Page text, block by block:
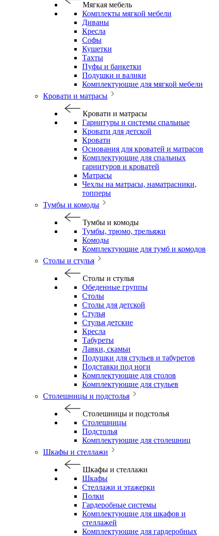
Мягкая мебель
Комплекты мягкой мебели
Диваны
Кресла
Софы
Кушетки
Тахты
Пуфы и банкетки
Подушки и валики
Комплектующие для мягкой мебели
Кровати и матрасы
Кровати и матрасы
Гарнитуры и системы спальные
Кровати для детской
Кровати
Основания для кроватей и матрасов
Комплектующие для спальных
гарнитуров и кроватей
Матрасы
Чехлы на матрасы, наматрасники,
топперы
Тумбы и комоды
Тумбы и комоды
Тумбы, трюмо, трельяжи
Комоды
Комплектующие для тумб и комодов
Столы и стулья
Столы и стулья
Обеденные группы
Столы
Столы для детской
Стулья
Стулья детские
Кресла
Табуреты
Лавки, скамьи
Подушки для стульев и табуретов
Подставки под ноги
Комплектующие для столов
Комплектующие для стульев
Столешницы и подстолья
Столешницы и подстолья
Столешницы
Подстолья
Комплектующие для столешниц
Шкафы и стеллажи
Шкафы и стеллажи
Шкафы
Стеллажи и этажерки
Полки
Гардеробные системы
Комплектующие для шкафов и
стеллажей
Комплектующие для гардеробных